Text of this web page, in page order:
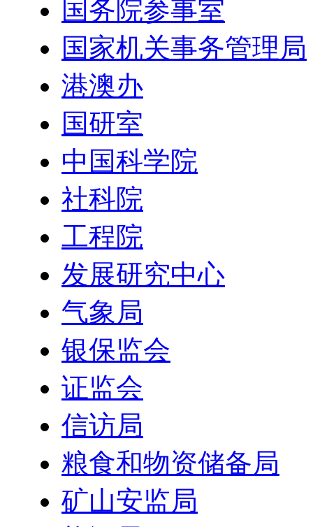
国务院参事室
国家机关事务管理局
港澳办
国研室
中国科学院
社科院
工程院
发展研究中心
气象局
银保监会
证监会
信访局
粮食和物资储备局
矿山安监局